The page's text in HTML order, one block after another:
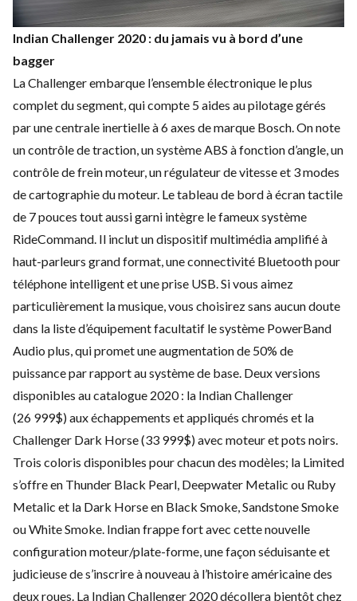
Indian Challenger 2020 : du jamais vu à bord d’une
bagger
La Challenger embarque l’ensemble électronique le plus
complet du segment, qui compte 5 aides au pilotage gérés
par une centrale inertielle à 6 axes de marque Bosch. On note
un contrôle de traction, un système ABS à fonction d’angle, un
contrôle de frein moteur, un régulateur de vitesse et 3 modes
de cartographie du moteur. Le tableau de bord à écran tactile
de 7 pouces tout aussi garni intègre le fameux système
RideCommand. Il inclut un dispositif multimédia amplifié à
haut-parleurs grand format, une connectivité Bluetooth pour
téléphone intelligent et une prise USB. Si vous aimez
particulièrement la musique, vous choisirez sans aucun doute
dans la liste d’équipement facultatif le système PowerBand
Audio plus, qui promet une augmentation de 50% de
puissance par rapport au système de base. Deux versions
disponibles au catalogue 2020 : la Indian Challenger
(26 999$) aux échappements et appliqués chromés et la
Challenger Dark Horse (33 999$)avec moteur et pots noirs.
Trois coloris disponibles pour chacun des modèles; la Limited
s’offre en Thunder Black Pearl, Deepwater Metalic ou Ruby
Metalic et la Dark Horse en Black Smoke, Sandstone Smoke
ou White Smoke. Indian frappe fort avec cette nouvelle
configuration moteur/plate-forme, une façon séduisante et
judicieuse de s’inscrire à nouveau à l’histoire américaine des
deux roues. La Indian Challenger 2020 décollera bientôt chez